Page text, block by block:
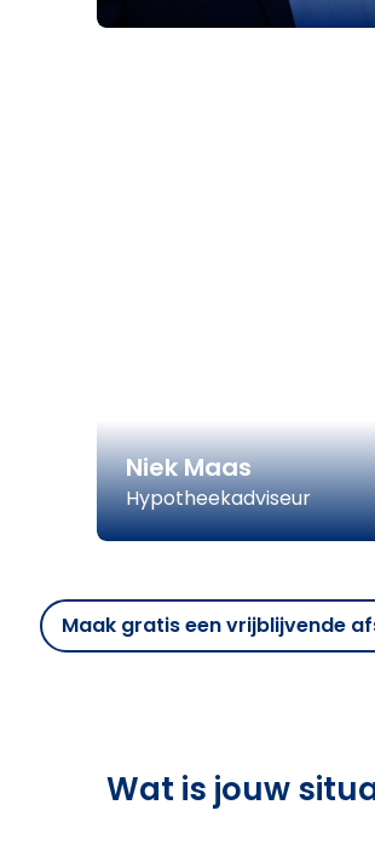
Niek Maas
Hypotheekadviseur
Maak gratis een vrijblijvende
Wat is jouw